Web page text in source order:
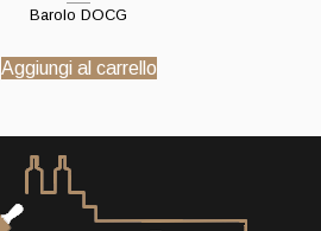
Barolo DOCG
Aggiungi al carrello